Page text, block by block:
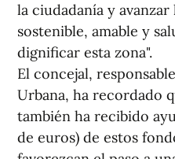
la ciudadanía y
sostenible, amable y
dignificar esta zona".
El concejal,
Urbana, ha recordado
también ha recibido
de euros) de estos